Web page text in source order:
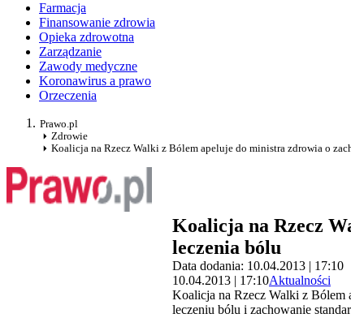
Farmacja
Finansowanie zdrowia
Opieka zdrowotna
Zarządzanie
Zawody medyczne
Koronawirus a prawo
Orzeczenia
Prawo.pl
Zdrowie
Koalicja na Rzecz Walki z Bólem apeluje do ministra zdrowia o
Koalicja na Rzecz
leczenia bólu
Data dodania: 10.04.2013 | 17:10
10.04.2013 | 17:10Aktualności
Koalicja na Rzecz Walki z Bólem
leczeniu bólu i zachowanie